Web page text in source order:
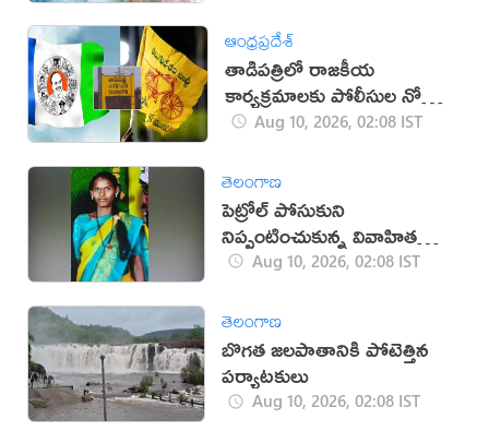
ఆంధ్రప్రదేశ్
తాడిపత్రిలో రాజకీయ
కార్యక్రమాలకు పోలీసుల నో
ఎంట్రీAug 10, 2026, 02:08 IST
తెలంగాణ
పెట్రోల్ పోసుకుని
నిప్పంటించుకున్న వివాహిత
మృతిAug 10, 2026, 02:08 IST
తెలంగాణ
బొగత జలపాతానికి పోటెత్తిన
పర్యాటకులు
Aug 10, 2026, 02:08 IST